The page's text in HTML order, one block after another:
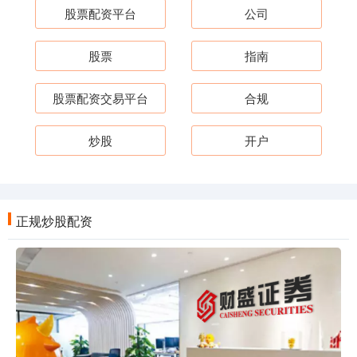
股票配资平台 公司
股票 指南
股票配资交易平台 合规
炒股 开户
正规炒股配资